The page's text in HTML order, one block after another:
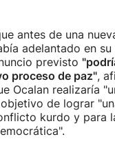
antes de una
adelantado en
previsto
proceso de paz",
Ocalan realizaría
de lograr
kurdo y para